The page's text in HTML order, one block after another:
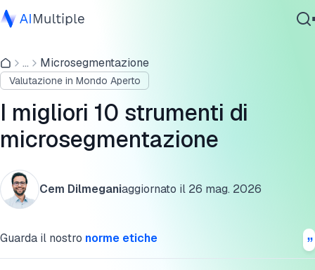
IA Agente
Sicurezza Informatica
Dati
Software Aziendale
Servizi
... Microsegmentazione
Valutazione in Mondo Aperto
I migliori 10 strumenti di
microsegmentazione
Cem Dilmeganiaggiornato il 26 mag. 2026
Guarda il nostro norme etiche
Presenza sul mercato
AlgoSec
Check Point CloudGuard Network Security